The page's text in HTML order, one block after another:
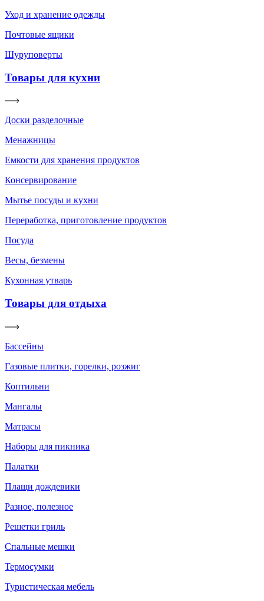
Уход и хранение одежды
Почтовые ящики
Шуруповерты
Товары для кухни
Доски разделочные
Менажницы
Емкости для хранения продуктов
Консервирование
Мытье посуды и кухни
Переработка, приготовление продуктов
Посуда
Весы, безмены
Кухонная утварь
Товары для отдыха
Бассейны
Газовые плитки, горелки, розжиг
Коптильни
Мангалы
Матрасы
Наборы для пикника
Палатки
Плащи дождевики
Разное, полезное
Решетки гриль
Спальные мешки
Термосумки
Туристическая мебель